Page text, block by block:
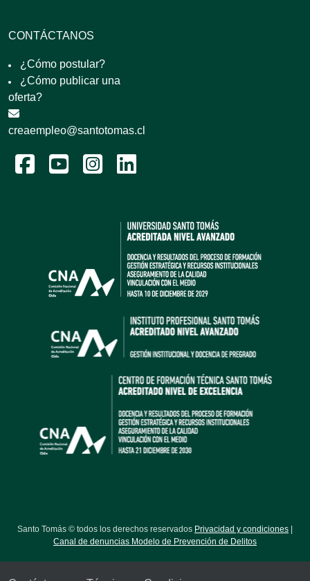
CONTÁCTANOS
¿Cómo postular?
¿Cómo publicar una
oferta?
creaempleo@santotomas.cl
Santo Tomás © todos los derechos reservados Privacidad y condiciones
Canal de denuncias Modelo de Prevención de Delitos